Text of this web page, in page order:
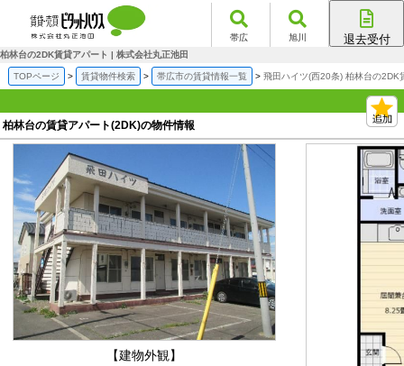
帯広 旭川 退去受付
柏林台の2DK賃貸アパート | 株式会社丸正池田
TOPページ 賃貸物件検索 帯広市の賃貸情報一覧 飛田ハイツ(西20条) 柏林台の2DK
柏林台の賃貸アパート(2DK)の物件情報
【建物外観】